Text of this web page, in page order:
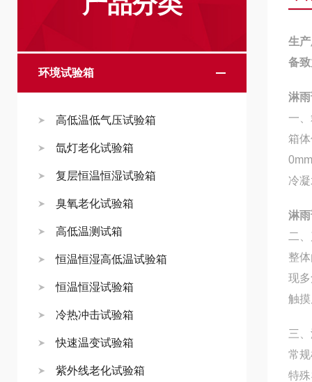
环境试验箱
高低温低气压试验箱
氙灯老化试验箱
复层恒温恒湿试验箱
臭氧老化试验箱
高低温测试箱
恒温恒湿高低温试验箱
恒温恒湿试验箱
冷热冲击试验箱
快速温变试验箱
紫外线老化试验箱
生
备
淋
一
箱
冷
淋
二
整
现
触
三
常
特